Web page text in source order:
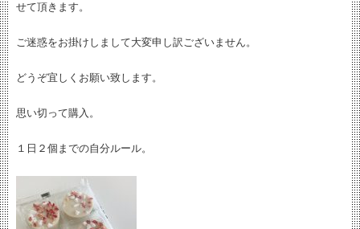
せて頂きます。
ご迷惑をお掛けしまして大変申し訳ございません。
どうぞ宜しくお願い致します。
思い切って購入。
１日２個までの自分ルール。